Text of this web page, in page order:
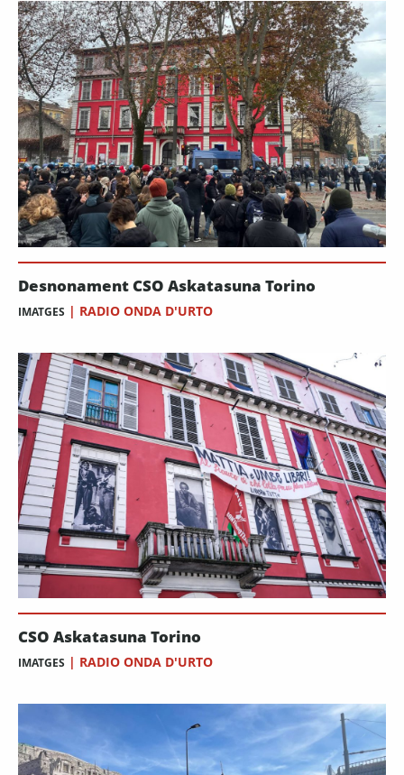
Desnonament CSO Askatasuna Torino
IMATGES | RADIO ONDA D'URTO
CSO Askatasuna Torino
IMATGES | RADIO ONDA D'URTO